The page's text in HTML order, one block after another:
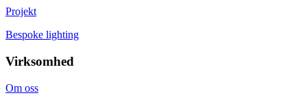
Projekt
Bespoke lighting
Virksomhed
Om oss